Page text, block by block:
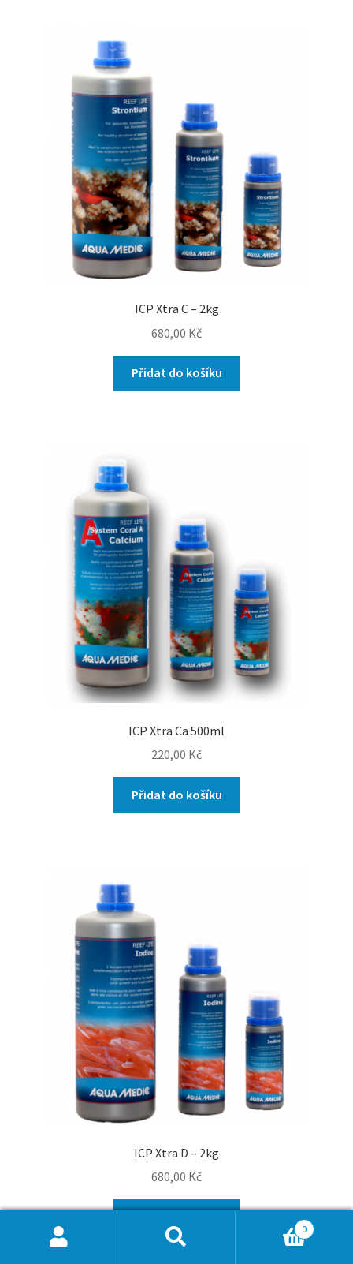
ICP Xtra C – 2kg
680,00 Kč
Přidat do košíku
ICP Xtra Ca 500ml
220,00 Kč
Přidat do košíku
ICP Xtra D – 2kg
680,00 Kč
0